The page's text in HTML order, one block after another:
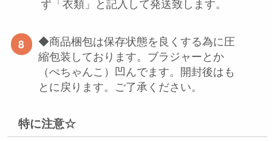
ず「衣類」と記入して発送致します。
◆商品梱包は保存状態を良くする為に圧
縮包装しております。ブラジャーとか
（ぺちゃんこ）凹んでます。開封後はも
とに戻ります。ご了承ください。
特に注意☆